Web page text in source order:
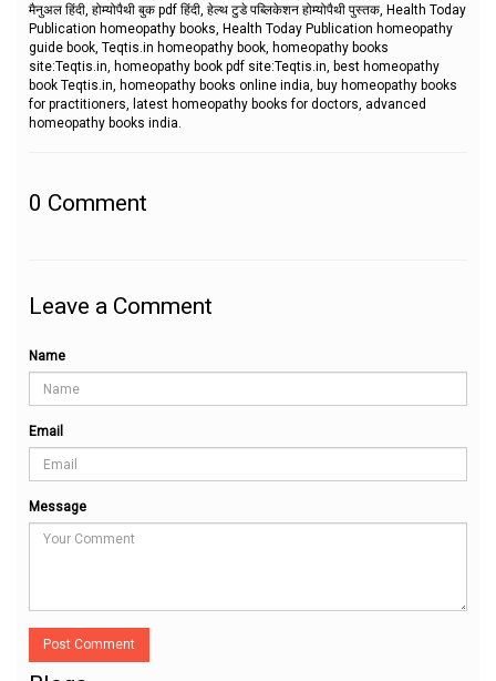
मैनुअल हिंदी, होम्योपैथी बुक pdf हिंदी, हेल्थ टुडे पब्लिकेशन होम्योपैथी पुस्तक, Health Today
Publication homeopathy books, Health Today Publication homeopathy
guide book, Teqtis.in homeopathy book, homeopathy books
site:Teqtis.in, homeopathy book pdf site:Teqtis.in, best homeopathy
book Teqtis.in, homeopathy books online india, buy homeopathy books
for practitioners, latest homeopathy books for doctors, advanced
homeopathy books india.
0 Comment
Leave a Comment
Name
Email
Message
Post Comment